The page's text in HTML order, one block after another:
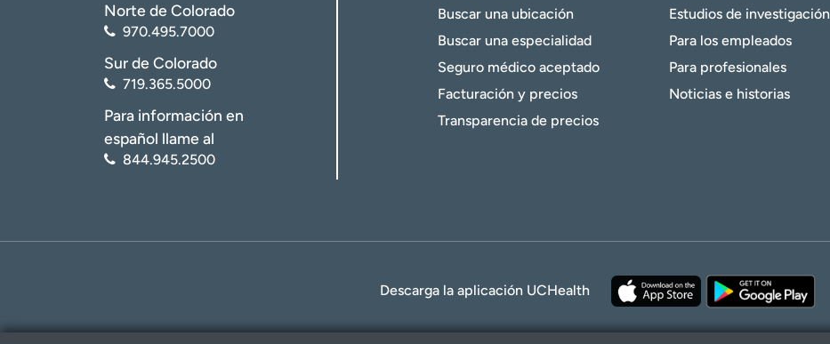
Norte de Colorado
970.495.7000
Sur de Colorado
719.365.5000
Para información en
español llame al
844.945.2500
Buscar una ubicación
Buscar una especialidad
Seguro médico aceptado
Facturación y precios
Transparencia de precios
Estudios de investigación
Para los empleados
Para profesionales
Noticias e historias
Descarga la aplicación UCHealth